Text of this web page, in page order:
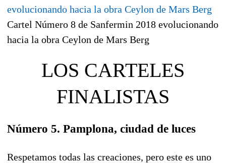
Cartel Número 8 de Sanfermin 2018 evolucionando
hacia la obra Ceylon de Mars Berg
LOS CARTELES
FINALISTAS
Número 5. Pamplona, ciudad de luces
Respetamos todas las creaciones, pero este es uno